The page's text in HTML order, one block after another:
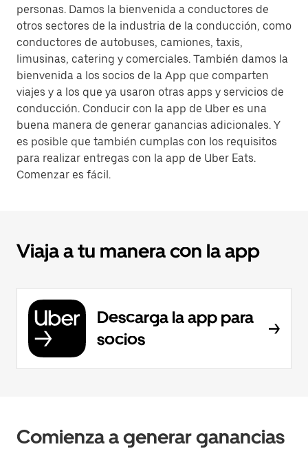
personas. Damos la bienvenida a conductores de
otros sectores de la industria de la conducción, como
conductores de autobuses, camiones, taxis,
limusinas, catering y comerciales. También damos la
bienvenida a los socios de la App que comparten
viajes y a los que ya usaron otras apps y servicios de
conducción. Conducir con la app de Uber es una
buena manera de generar ganancias adicionales. Y
es posible que también cumplas con los requisitos
para realizar entregas con la app de Uber Eats.
Comenzar es fácil.
Viaja a tu manera con la app
Descarga la app para
socios
Comienza a generar ganancias